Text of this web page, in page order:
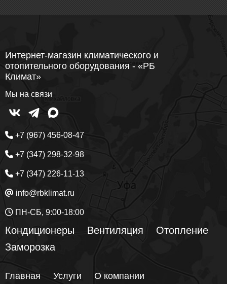
Интернет-магазин климатического и
отопительного оборудования - «РБ
Климат»
Мы на связи
+7 (967) 456-08-47
+7 (347) 298-32-98
+7 (347) 226-11-13
info@rbklimat.ru
ПН-СБ, 9:00-18:00
Кондиционеры Вентиляция
Отопление
Заморозка
Главная Услуги О компании